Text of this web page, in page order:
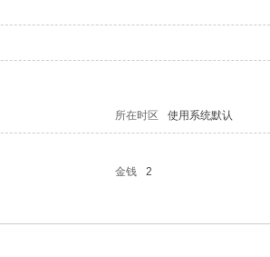
所在时区 使用系统默认
金钱
2